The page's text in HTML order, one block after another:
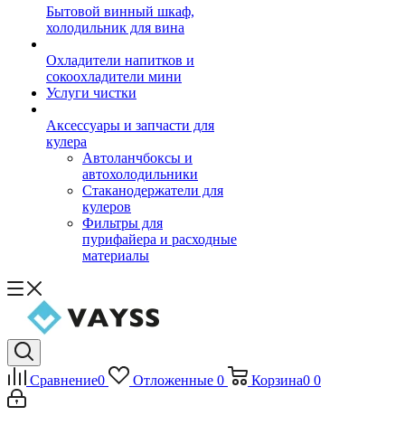
Бытовой винный шкаф,
холодильник для вина
Охладители напитков и
сокоохладители мини
Услуги чистки
Аксессуары и запчасти для
кулера
Автоланчбоксы и
автохолодильники
Стаканодержатели для
кулеров
Фильтры для
пурифайера и расходные
материалы
Сравнение0 Отложенные 0 Корзина0 0